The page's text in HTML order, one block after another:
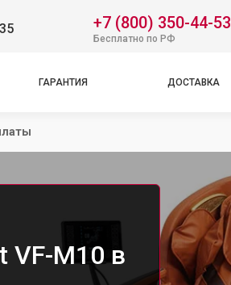
+7 (800) 350-44-53
Бесплатно по РФ
ГАРАНТИЯ ДОСТАВКА
VF-M10 в